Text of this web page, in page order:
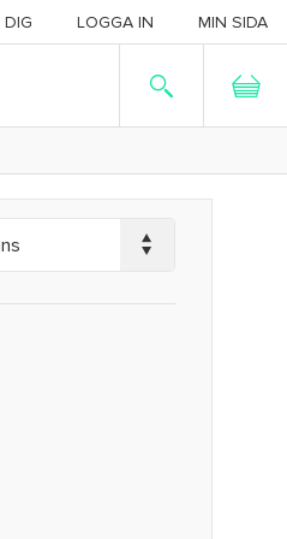
DIG LOGGA IN MIN SIDA